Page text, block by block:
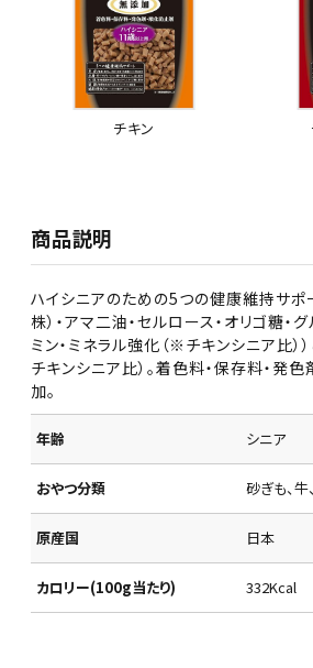
チキン
商品説明
ハイシニアのための5つの健康維持サポ
株）・アマ二油・セルロース・オリゴ糖・
ミン・ミネラル強化（※チキンシニア比）
チキンシニア比）。着色料・保存料・発
加。
年齢 シニア
おやつ分類 砂ぎも、牛
原産国 日本
カロリー(100g当たり) 332Kcal